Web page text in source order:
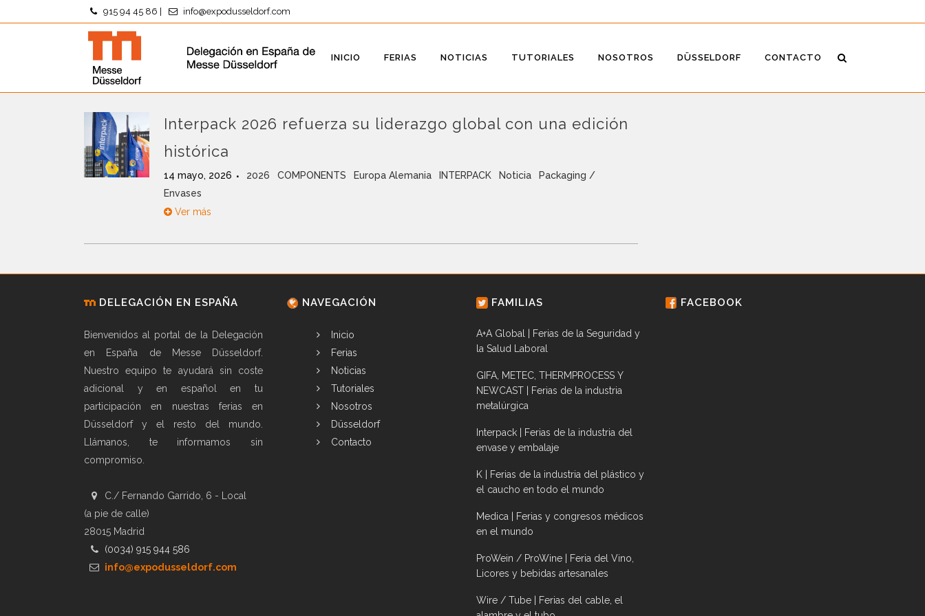
915 94 45 86 info@expodusseldorf.com
INICIO FERIAS NOTICIAS TUTORIALES NOSOTROS DÜSSELDORF CONTACTO
Interpack 2026 refuerza su liderazgo global con una edición
histórica
14 mayo, 2026 2026 COMPONENTS Europa Alemania INTERPACK Noticia
Packaging /
Envases
Ver más
DELEGACIÓN EN ESPAÑA
Bienvenidos al portal de la Delegación
en España de Messe Düsseldorf.
Nuestro equipo te ayudará sin coste
adicional y en español en tu
participación en nuestras ferias en
Düsseldorf y el resto del mundo.
Llámanos, te informamos sin
compromiso.
C./ Fernando Garrido, 6 - Local
(a pie de calle)
28015 Madrid
(0034) 915 944 586
info@expodusseldorf.com
NAVEGACIÓN
Inicio
Ferias
Noticias
Tutoriales
Nosotros
Düsseldorf
Contacto
FAMILIAS
A+A Global | Ferias de la Seguridad y
la Salud Laboral
GIFA, METEC, THERMPROCESS Y
NEWCAST | Ferias de la industria
metalúrgica
Interpack | Ferias de la industria del
envase y embalaje
K | Ferias de la industria del plástico y
el caucho en todo el mundo
Medica | Ferias y congresos médicos
en el mundo
ProWein / ProWine | Feria del Vino,
Licores y bebidas artesanales
Wire / Tube | Ferias del cable, el
FACEBOOK